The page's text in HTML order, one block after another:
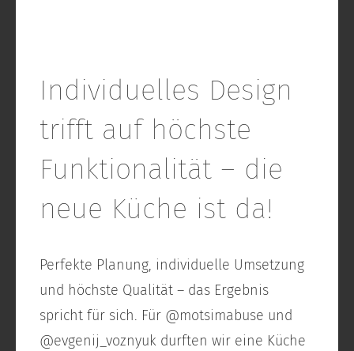
Individuelles Design
trifft auf höchste
Funktionalität – die
neue Küche ist da!
Perfekte Planung, individuelle Umsetzung
und höchste Qualität – das Ergebnis
spricht für sich. Für @motsimabuse und
@evgenij_voznyuk durften wir eine Küche